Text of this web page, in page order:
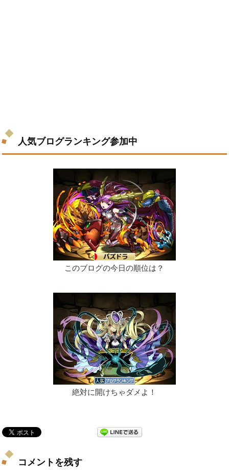
人気ブログランキング参加中
このブログの今日の順位は？
絶対に開けちゃダメよ！
コメントを残す